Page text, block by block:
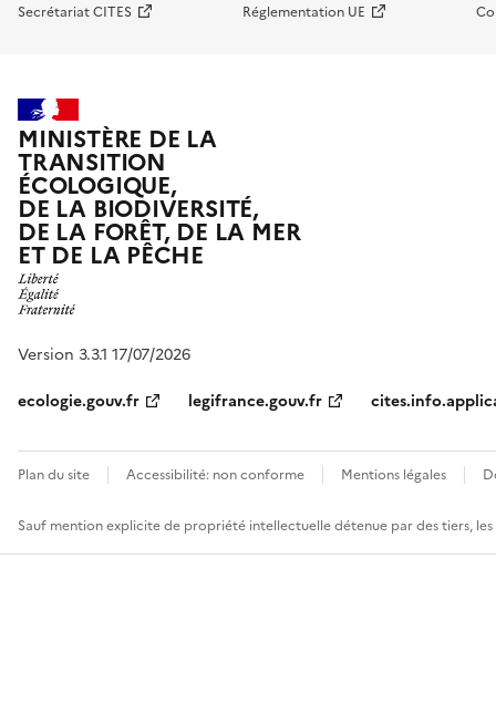
Secrétariat CITES Réglementation UE
MINISTÈRE DE LA
TRANSITION
ÉCOLOGIQUE,
DE LA BIODIVERSITÉ,
DE LA FORÊT, DE LA MER
ET DE LA PÊCHE
Version 3.3.1 17/07/2026
ecologie.gouv.fr
legifrance.gouv.fr
Plan du site Accessibilité: non conforme Mentions légales
Sauf mention explicite de propriété intellectuelle détenue par des tiers,